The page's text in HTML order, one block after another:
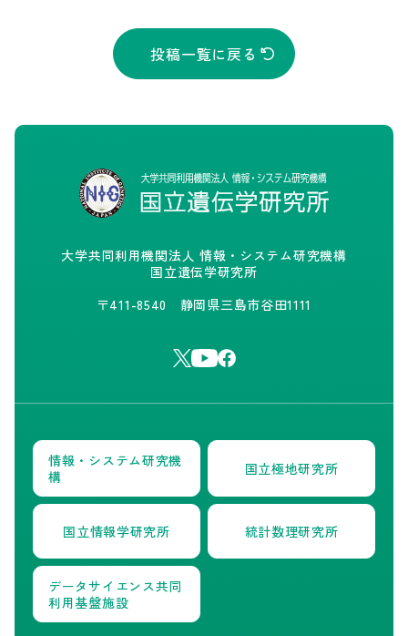
お問い合わせ
情報公開
調達情報
投稿一覧に戻る
大学共同利用機関法人 情報・システム研究機構
国立遺伝学研究所
〒411-8540 静岡県三島市谷田1111
情報・システム研究機
構
国立極地研究所
国立情報学研究所 統計数理研究所
データサイエンス共同
利用基盤施設